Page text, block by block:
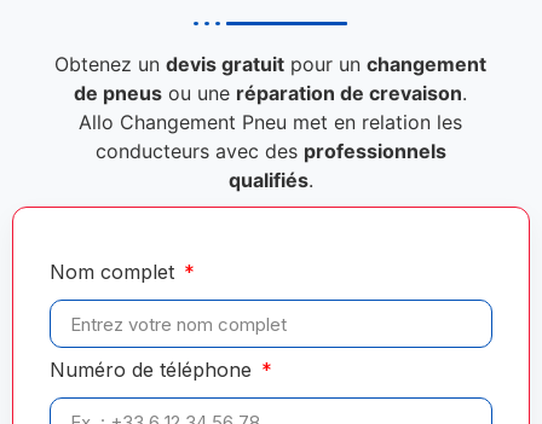
Obtenez undevis gratuit pour unchangement
de pneus ou une réparation de crevaison.
Allo Changement Pneu met en relation les
conducteurs avec des professionnels
qualifiés.
Nom complet
Numéro de téléphone